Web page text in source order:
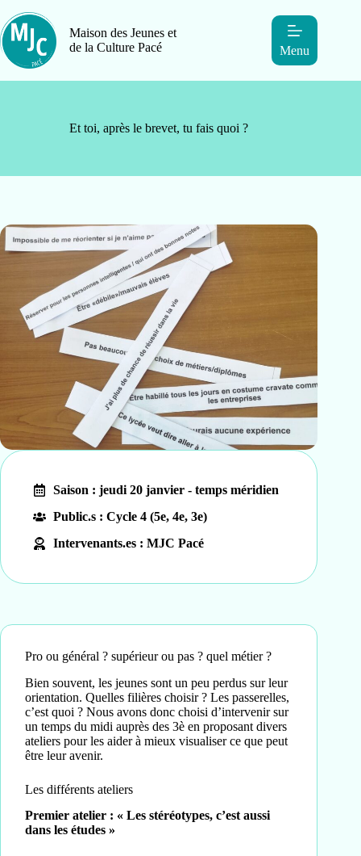
Maison des Jeunes et
de la Culture Pacé
Menu
Et toi, après le brevet, tu fais quoi ?
Pro ou général ? supérieur ou pas ? quel métier ?
Bien souvent, les jeunes sont un peu perdus sur leur
orientation. Quelles filières choisir ? Les passerelles,
c’est quoi ? Nous avons donc choisi d’intervenir sur
un temps du midi auprès des 3è en proposant divers
ateliers pour les aider à mieux visualiser ce que peut
être leur avenir.
Les différents ateliers
Premier atelier : « Les stéréotypes, c’est aussi
dans les études »
Saison : jeudi 20 janvier - temps méridien
Public.s : Cycle 4 (5e, 4e, 3e)
Intervenants.es : MJC Pacé